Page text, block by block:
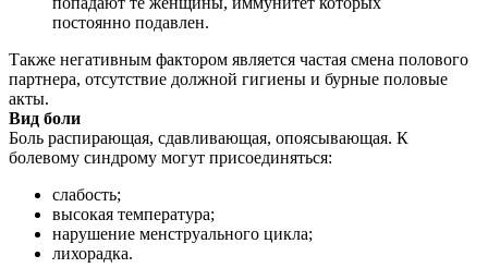
постоянно подавлен.
Также негативным фактором является частая смена полового
партнера, отсутствие должной гигиены и бурные половые
акты.
Вид боли
Боль распирающая, сдавливающая, опоясывающая. К
болевому синдрому могут присоединяться:
слабость;
высокая температура;
нарушение менструального цикла;
лихорадка.